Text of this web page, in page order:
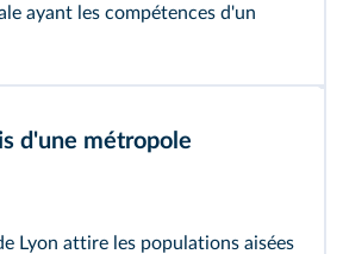
ayant les compétences d'un
d'une métropole
Lyon attire les populations aisées